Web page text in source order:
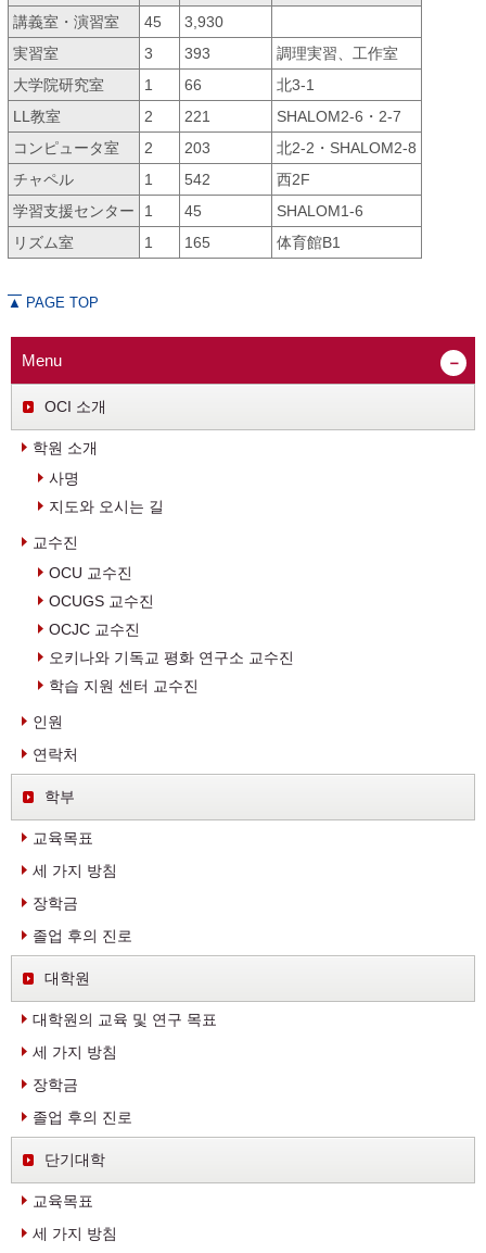
講義室・演習室
45
3,930
実習室
3 393
調理実習、工作室
大学院研究室
1 66
北3-1
LL教室
2 221
SHALOM2-6・2-7
コンピュータ室
2 203
北2-2・SHALOM2-8
チャペル
1 542
西2F
学習支援センター
1 45
SHALOM1-6
リズム室
1 165 体育館B1
▲ PAGE TOP
Menu
OCI 소개
학원 소개
사명
지도와 오시는 길
교수진
OCU 교수진
OCUGS 교수진
OCJC 교수진
오키나와 기독교 평화 연구소 교수진
학습 지원 센터 교수진
인원
연락처
학부
교육목표
세 가지 방침
장학금
졸업 후의 진로
대학원
대학원의 교육 및 연구 목표
세 가지 방침
장학금
졸업 후의 진로
단기대학
교육목표
세 가지 방침